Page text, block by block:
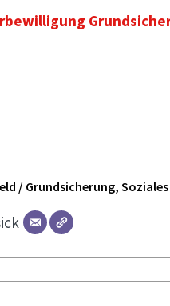
/ Grundsicherung,